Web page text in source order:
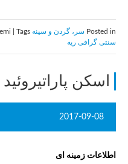
Posted in سر، گردن و سینه
سنتی گرافی ريه
اسکن پاراتیروئید
2017-09-08
اطلاعات زمینه ای